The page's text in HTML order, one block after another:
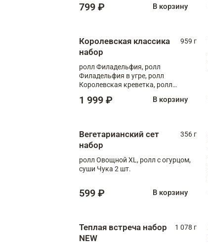
799 ₽ В корзину
Королевская классика
набор
959 г
ролл Филадельфия, ролл
Филадельфия в угре, ролл
Королевская креветка, ролл
1 999 ₽ В корзину
Вегетарианский сет
набор
356 г
ролл Овощной XL, ролл с огурцом,
суши Чука 2 шт.
599 ₽ В корзину
Теплая встреча набор
NEW
1 078 г